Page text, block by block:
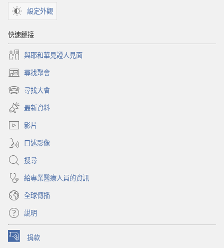
設定外觀
快速鏈接
與耶和華見證人見面
尋找聚會
（開
啟
新
視
窗）
尋找大會
（開
啟
新
視
最新資料
影片
口述影像
搜尋
給專業醫療人員的資訊
全球傳播
説明
捐款
（開